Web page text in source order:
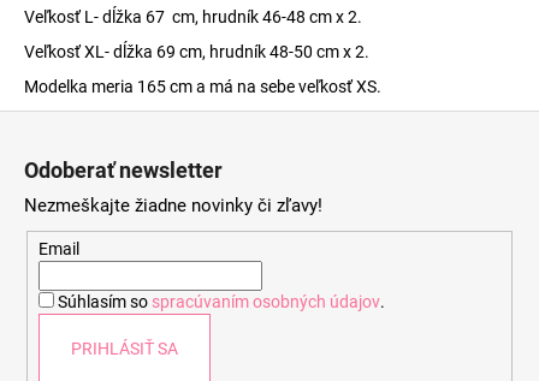
Veľkosť L- dĺžka 67 cm, hrudník 46-48 cm x 2.
Veľkosť XL- dĺžka 69 cm, hrudník 48-50 cm x 2.
Modelka meria 165 cm a má na sebe veľkosť XS.
Odoberať newsletter
Nezmeškajte žiadne novinky či zľavy!
Email
Súhlasím so spracúvaním osobných údajov.
PRIHLÁSIŤ SA